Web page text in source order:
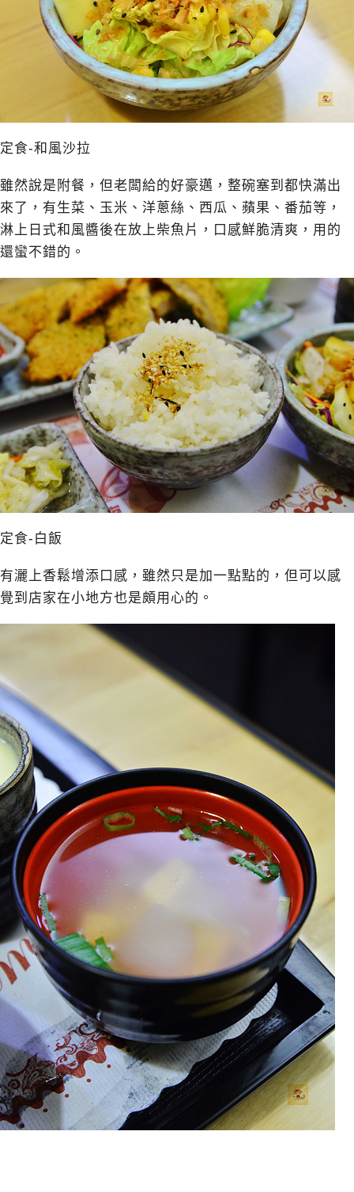
定食-和風沙拉
雖然說是附餐，但老闆給的好豪邁，整碗塞到都快滿出
來了，有生菜、玉米、洋蔥絲、西瓜、蘋果、番茄等，
淋上日式和風醬後在放上柴魚片，口感鮮脆清爽，用的
還蠻不錯的。
定食-白飯
有灑上香鬆增添口感，雖然只是加一點點的，但可以感
覺到店家在小地方也是頗用心的。